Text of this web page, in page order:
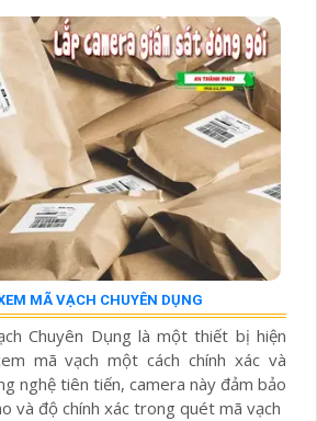
MÃ VẠCH CHUYÊN DỤNG
Chuyên Dụng là một thiết bị hiện
mã vạch một cách chính xác và
nghệ tiên tiến, camera này đảm bảo
và độ chính xác trong quét mã vạch